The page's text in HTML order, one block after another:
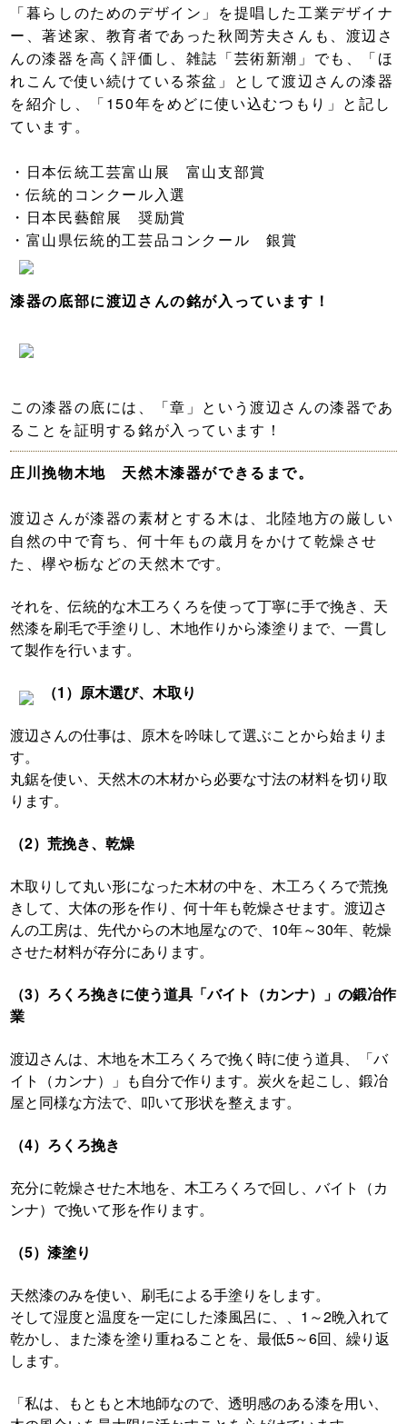
「暮らしのためのデザイン」を提唱した工業デザイナ
ー、著述家、教育者であった秋岡芳夫さんも、渡辺さ
んの漆器を高く評価し、雑誌「芸術新潮」でも、「ほ
れこんで使い続けている茶盆」として渡辺さんの漆器
を紹介し、「150年をめどに使い込むつもり」と記し
ています。
・日本伝統工芸富山展 富山支部賞
・伝統的コンクール入選
・日本民藝館展 奨励賞
・富山県伝統的工芸品コンクール 銀賞
漆器の底部に渡辺さんの銘が入っています！
この漆器の底には、「章」という渡辺さんの漆器であ
ることを証明する銘が入っています！
庄川挽物木地 天然木漆器ができるまで。
渡辺さんが漆器の素材とする木は、北陸地方の厳しい
自然の中で育ち、何十年もの歳月をかけて乾燥させ
た、欅や栃などの天然木です。
それを、伝統的な木工ろくろを使って丁寧に手で挽き、天
然漆を刷毛で手塗りし、木地作りから漆塗りまで、一貫し
て製作を行います。
（1）原木選び、木取り
渡辺さんの仕事は、原木を吟味して選ぶことから始まりま
す。
丸鋸を使い、天然木の木材から必要な寸法の材料を切り取
ります。
（2）荒挽き、乾燥
木取りして丸い形になった木材の中を、木工ろくろで荒挽
きして、大体の形を作り、何十年も乾燥させます。渡辺さ
んの工房は、先代からの木地屋なので、10年～30年、乾燥
させた材料が存分にあります。
（3） ろくろ挽きに使う道具「バイト（カンナ）」の鍛冶作
業
渡辺さんは、木地を木工ろくろで挽く時に使う道具、「バ
イト（カンナ）」も自分で作ります。炭火を起こし、鍛冶
屋と同様な方法で、叩いて形状を整えます。
（4）ろくろ挽き
充分に乾燥させた木地を、木工ろくろで回し、バイト（カ
ンナ）で挽いて形を作ります。
（5）漆塗り
天然漆のみを使い、刷毛による手塗りをします。
そして湿度と温度を一定にした漆風呂に、 、 1～2晩入れて
乾かし、また漆を塗り重ねることを、最低5～6回、繰り返
します。
「私は、もともと木地師なので、透明感のある漆を用い、